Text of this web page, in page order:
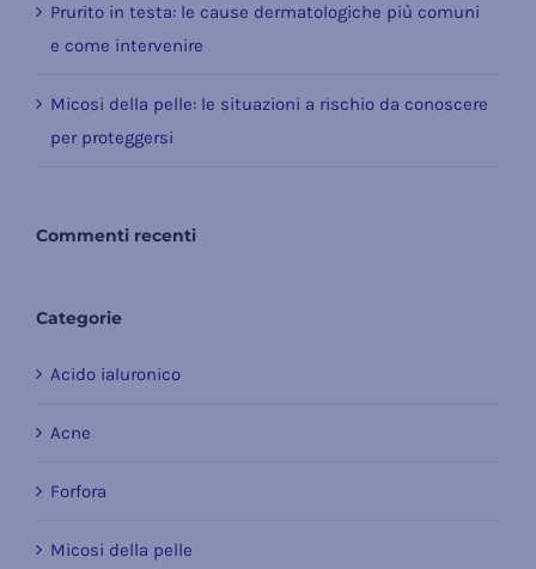
Prurito in testa: le cause dermatologiche più comuni
e come intervenire
Micosi della pelle: le situazioni a rischio da conoscere
per proteggersi
Commenti recenti
Categorie
Acido ialuronico
Acne
Forfora
Micosi della pelle